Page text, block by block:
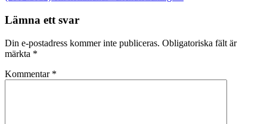
Lämna ett svar
Din e-postadress kommer inte publiceras. Obligatoriska fält är
märkta *
Kommentar *